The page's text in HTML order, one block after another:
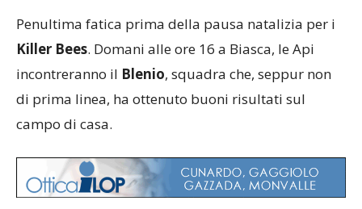
Penultima fatica prima della pausa natalizia per i
Killer Bees. Domani alle ore 16 a Biasca, le Api
incontreranno il Blenio, squadra che, seppur non
di prima linea, ha ottenuto buoni risultati sul
campo di casa.